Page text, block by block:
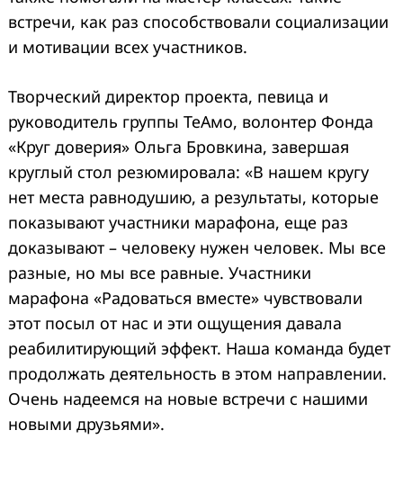
встречи, как раз способствовали социализации
и мотивации всех участников.
Творческий директор проекта, певица и
руководитель группы ТеАмо, волонтер Фонда
«Круг доверия» Ольга Бровкина, завершая
круглый стол резюмировала: «В нашем кругу
нет места равнодушию, а результаты, которые
показывают участники марафона, еще раз
доказывают – человеку нужен человек. Мы все
разные, но мы все равные. Участники
марафона «Радоваться вместе» чувствовали
этот посыл от нас и эти ощущения давала
реабилитирующий эффект. Наша команда будет
продолжать деятельность в этом направлении.
Очень надеемся на новые встречи с нашими
новыми друзьями».